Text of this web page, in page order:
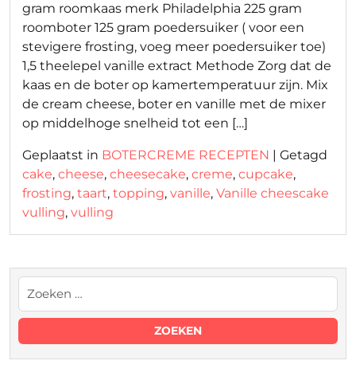
gram roomkaas merk Philadelphia 225 gram
roomboter 125 gram poedersuiker ( voor een
stevigere frosting, voeg meer poedersuiker toe)
1,5 theelepel vanille extract Methode Zorg dat de
kaas en de boter op kamertemperatuur zijn. Mix
de cream cheese, boter en vanille met de mixer
op middelhoge snelheid tot een […]
Geplaatst in BOTERCREME RECEPTEN | Getagd
cake, cheese, cheesecake, creme, cupcake,
frosting, taart, topping, vanille, Vanille cheescake
vulling, vulling